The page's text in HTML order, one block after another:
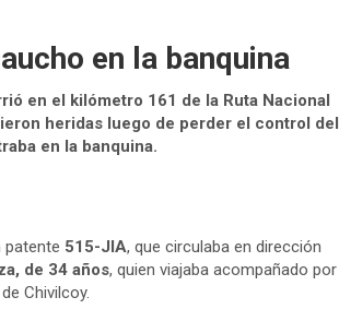
en la banquina
en el kilómetro 161 de la Ruta Nacional
heridas luego de perder el control del
en la banquina.
patente 515-JIA, que circulaba en dirección
de 34 años, quien viajaba acompañado por
Chivilcoy.